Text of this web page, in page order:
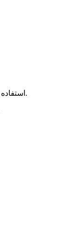
استفاده از مطالب سایت با ذکر منبع بلامانع می‌باشد.